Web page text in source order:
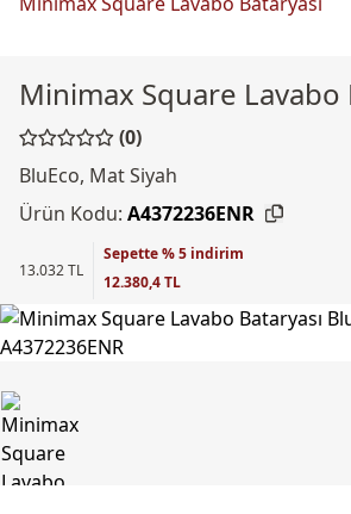
Minimax Square Lavabo
(0)
BluEco, Mat Siyah
Ürün Kodu: A4372236ENR
13.032 TL
Sepette % 5 indirim
12.380,4 TL